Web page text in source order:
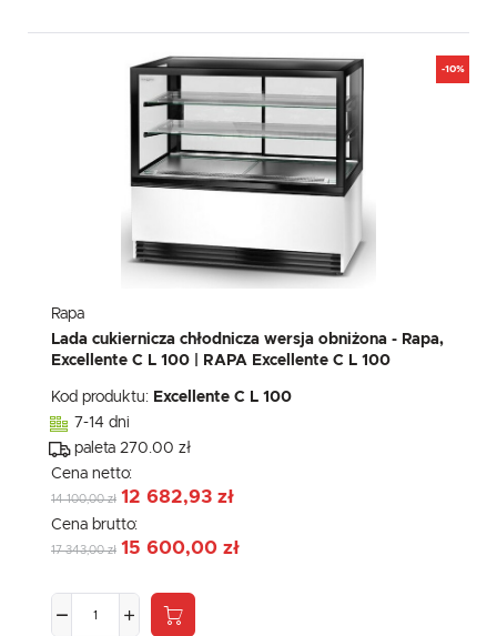
-10%
Rapa
Lada cukiernicza chłodnicza wersja obniżona - Rapa,
Excellente C L 100 | RAPA Excellente C L 100
Kod produktu: Excellente C L 100
7-14 dni
paleta 270.00 zł
Cena netto:
14 100,00 zł 12 682,93 zł
Cena brutto:
17 343,00 zł 15 600,00 zł